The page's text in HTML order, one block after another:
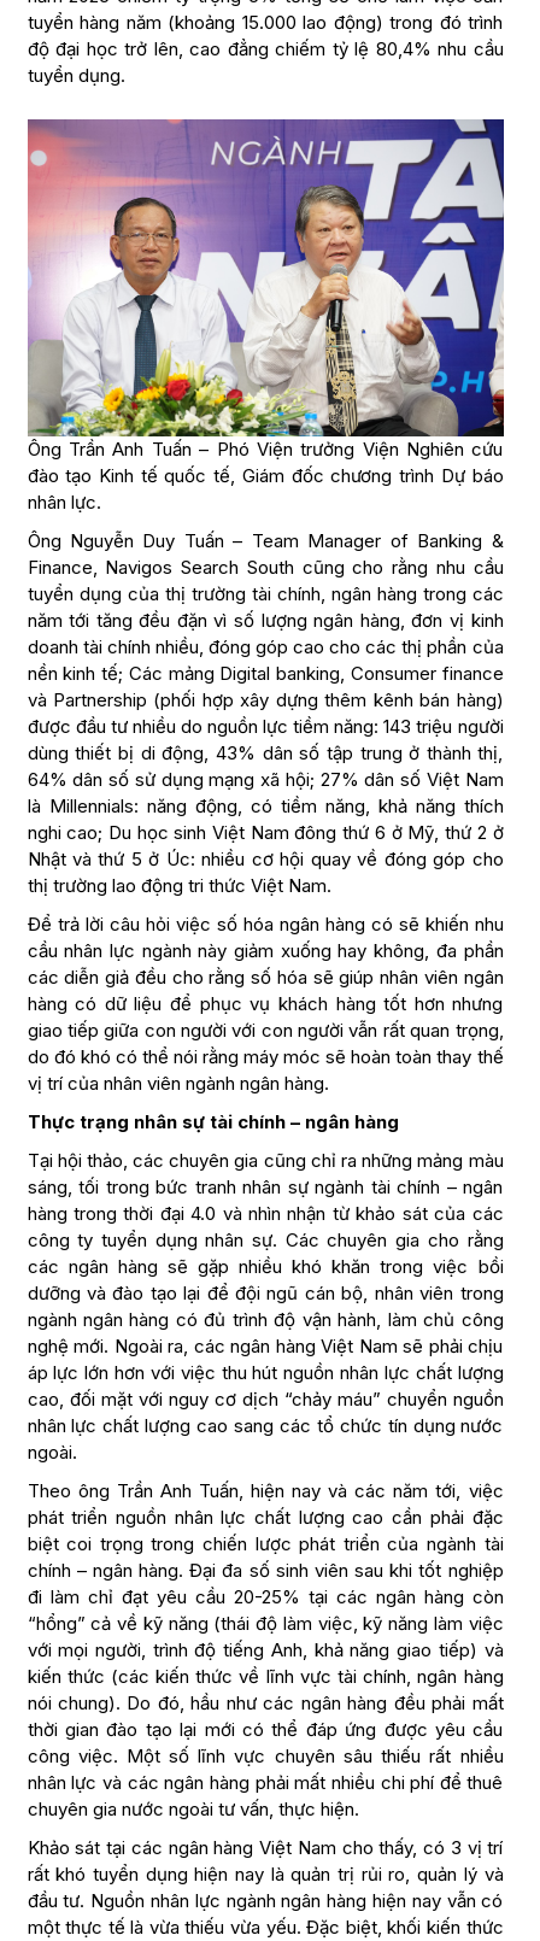
tuyển hàng năm (khoảng 15.000 lao động) trong đó trình
độ đại học trở lên, cao đẳng chiếm tỷ lệ 80,4% nhu cầu
tuyển dụng.
Ông Trần Anh Tuấn – Phó Viện trưởng Viện Nghiên cứu
đào tạo Kinh tế quốc tế, Giám đốc chương trình Dự báo
nhân lực.
Ông Nguyễn Duy Tuấn – Team Manager of Banking &
Finance, Navigos Search South cũng cho rằng nhu cầu
tuyển dụng của thị trường tài chính, ngân hàng trong các
năm tới tăng đều đặn vì số lượng ngân hàng, đơn vị kinh
doanh tài chính nhiều, đóng góp cao cho các thị phần của
nền kinh tế; Các mảng Digital banking, Consumer finance
và Partnership (phối hợp xây dựng thêm kênh bán hàng)
được đầu tư nhiều do nguồn lực tiềm năng: 143 triệu người
dùng thiết bị di động, 43% dân số tập trung ở thành thị,
64% dân số sử dụng mạng xã hội; 27% dân số Việt Nam
là Millennials: năng động, có tiềm năng, khả năng thích
nghi cao; Du học sinh Việt Nam đông thứ 6 ở Mỹ, thứ 2 ở
Nhật và thứ 5 ở Úc: nhiều cơ hội quay về đóng góp cho
thị trường lao động tri thức Việt Nam.
Để trả lời câu hỏi việc số hóa ngân hàng có sẽ khiến nhu
cầu nhân lực ngành này giảm xuống hay không, đa phần
các diễn giả đều cho rằng số hóa sẽ giúp nhân viên ngân
hàng có dữ liệu để phục vụ khách hàng tốt hơn nhưng
giao tiếp giữa con người với con người vẫn rất quan trọng,
do đó khó có thể nói rằng máy móc sẽ hoàn toàn thay thế
vị trí của nhân viên ngành ngân hàng.
Thực trạng nhân sự tài chính – ngân hàng
Tại hội thảo, các chuyên gia cũng chỉ ra những mảng màu
sáng, tối trong bức tranh nhân sự ngành tài chính – ngân
hàng trong thời đại 4.0 và nhìn nhận từ khảo sát của các
công ty tuyển dụng nhân sự. Các chuyên gia cho rằng
các ngân hàng sẽ gặp nhiều khó khăn trong việc bồi
dưỡng và đào tạo lại để đội ngũ cán bộ, nhân viên trong
ngành ngân hàng có đủ trình độ vận hành, làm chủ công
nghệ mới. Ngoài ra, các ngân hàng Việt Nam sẽ phải chịu
áp lực lớn hơn với việc thu hút nguồn nhân lực chất lượng
cao, đối mặt với nguy cơ dịch “chảy máu” chuyển nguồn
nhân lực chất lượng cao sang các tổ chức tín dụng nước
ngoài.
Theo ông Trần Anh Tuấn, hiện nay và các năm tới, việc
phát triển nguồn nhân lực chất lượng cao cần phải đặc
biệt coi trọng trong chiến lược phát triển của ngành tài
chính – ngân hàng. Đại đa số sinh viên sau khi tốt nghiệp
đi làm chỉ đạt yêu cầu 20-25% tại các ngân hàng còn
“hổng” cả về kỹ năng (thái độ làm việc, kỹ năng làm việc
với mọi người, trình độ tiếng Anh, khả năng giao tiếp) và
kiến thức (các kiến thức về lĩnh vực tài chính, ngân hàng
nói chung). Do đó, hầu như các ngân hàng đều phải mất
thời gian đào tạo lại mới có thể đáp ứng được yêu cầu
công việc. Một số lĩnh vực chuyên sâu thiếu rất nhiều
nhân lực và các ngân hàng phải mất nhiều chi phí để thuê
chuyên gia nước ngoài tư vấn, thực hiện.
Khảo sát tại các ngân hàng Việt Nam cho thấy, có 3 vị trí
rất khó tuyển dụng hiện nay là quản trị rủi ro, quản lý và
đầu tư. Nguồn nhân lực ngành ngân hàng hiện nay vẫn có
một thực tế là vừa thiếu vừa yếu. Đặc biệt, khối kiến thức